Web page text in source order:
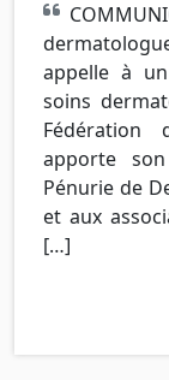
appelle à
soins
Fédération
apporte
Pénurie de
et aux
[…]